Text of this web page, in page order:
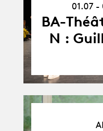
03.07.2501.07 -
BA-
N :